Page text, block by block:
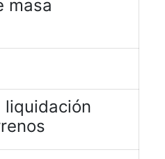
masa
liquidación